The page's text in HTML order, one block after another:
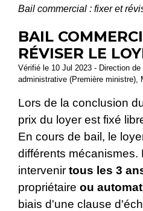
Bail commercial : fixer et
BAIL
RÉVISER LE
Vérifié le 10 Jul 2023 - Direction
administrative (Première ministre),
Lors de la conclusion
prix du loyer est fixé
En cours de bail, le
différents mécanismes.
intervenir tous les 3
propriétaire ou
biais d'une clause